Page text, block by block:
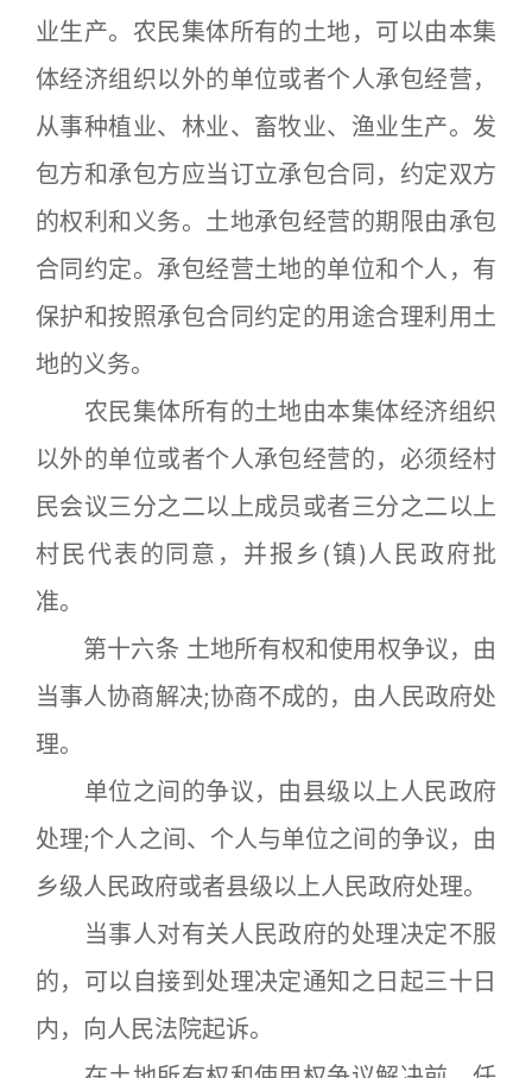
业生产。农民集体所有的土地，可以由本集
体经济组织以外的单位或者个人承包经营，
从事种植业、林业、畜牧业、渔业生产。发
包方和承包方应当订立承包合同，约定双方
的权利和义务。土地承包经营的期限由承包
合同约定。承包经营土地的单位和个人，有
保护和按照承包合同约定的用途合理利用土
地的义务。
农民集体所有的土地由本集体经济组织
以外的单位或者个人承包经营的，必须经村
民会议三分之二以上成员或者三分之二以上
村民代表的同意，并报乡(镇)人民政府批
准。
第十六条 土地所有权和使用权争议，由
当事人协商解决;协商不成的，由人民政府处
理。
单位之间的争议，由县级以上人民政府
处理;个人之间、个人与单位之间的争议，由
乡级人民政府或者县级以上人民政府处理。
当事人对有关人民政府的处理决定不服
的，可以自接到处理决定通知之日起三十日
内，向人民法院起诉。